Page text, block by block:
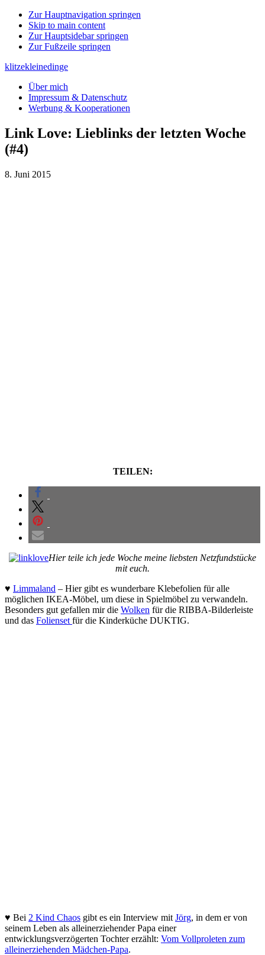
Zur Hauptnavigation springen
Skip to main content
Zur Hauptsidebar springen
Zur Fußzeile springen
klitzekleinedinge
Über mich
Impressum & Datenschutz
Werbung & Kooperationen
Link Love: Lieblinks der letzten Woche
(#4)
8. Juni 2015
TEILEN:
Hier teile ich jede Woche meine liebsten Netzfundstücke
mit euch.
♥ Limmaland – Hier gibt es wunderbare Klebefolien für alle
möglichen IKEA-Möbel, um diese in Spielmöbel zu verwandeln.
Besonders gut gefallen mir die Wolken für die RIBBA-Bilderleiste
und das Folienset für die Kinderküche DUKTIG.
♥ Bei 2 Kind Chaos gibt es ein Interview mit Jörg, in dem er von
seinem Leben als alleinerziehender Papa einer
entwicklungsverzögerten Tochter erzählt: Vom Vollproleten zum
alleinerziehenden Mädchen-Papa.